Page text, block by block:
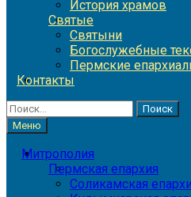
История храмов
Святые
Святыни
Богослужебные
Пермские
Контакты
Найти:
Меню
Митрополия
Пермская епархия
Соликамская